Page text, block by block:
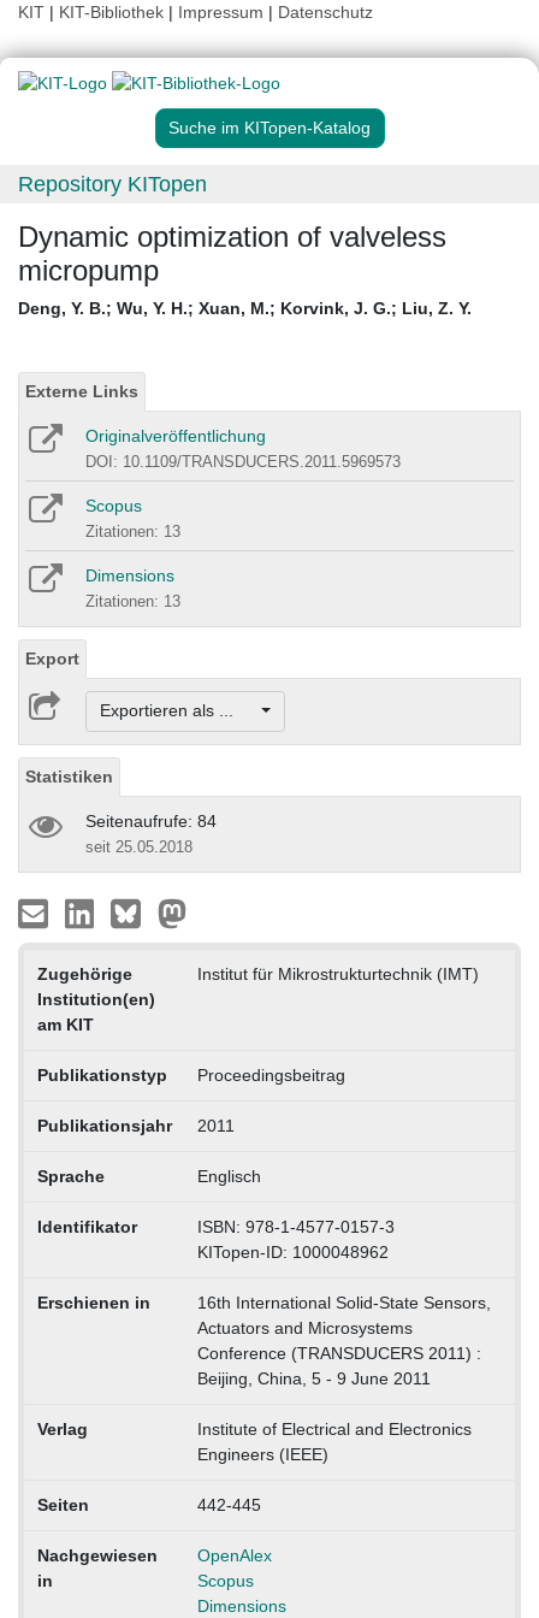
KIT | KIT-Bibliothek | Impressum | Datenschutz
Suche im KITopen-Katalog
Repository KITopen
Dynamic optimization of valveless
micropump
Deng, Y. B.; Wu, Y. H.; Xuan, M.; Korvink, J. G.; Liu, Z. Y.
Externe Links
Originalveröffentlichung
DOI: 10.1109/TRANSDUCERS.2011.5969573
Scopus
Zitationen: 13
Dimensions
Zitationen: 13
Export
Exportieren als ...
Statistiken
Seitenaufrufe: 84
seit 25.05.2018
Zugehörige
Institution(en)
am KIT
Institut für Mikrostrukturtechnik (IMT)
Publikationstyp Proceedingsbeitrag
Publikationsjahr 2011
Sprache Englisch
Identifikator
ISBN: 978-1-4577-0157-3
KITopen-ID: 1000048962
Erschienen in
16th International Solid-State Sensors,
Actuators and Microsystems
Conference (TRANSDUCERS 2011) :
Beijing, China, 5 - 9 June 2011
Verlag
Institute of Electrical and Electronics
Engineers (IEEE)
Seiten 442-445
Nachgewiesen
in
OpenAlex
Scopus
Dimensions